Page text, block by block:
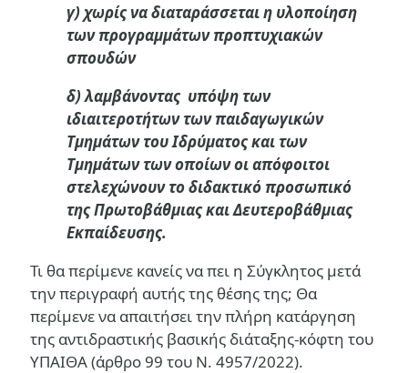
γ) χωρίς να διαταράσσεται η υλοποίηση
των προγραμμάτων προπτυχιακών
σπουδών
δ) λαμβάνοντας υπόψη των
ιδιαιτεροτήτων των παιδαγωγικών
Τμημάτων του Ιδρύματος και των
Τμημάτων των οποίων οι απόφοιτοι
στελεχώνουν το διδακτικό προσωπικό
της Πρωτοβάθμιας και Δευτεροβάθμιας
Εκπαίδευσης.
Τι θα περίμενε κανείς να πει η Σύγκλητος μετά
την περιγραφή αυτής της θέσης της; Θα
περίμενε να απαιτήσει την πλήρη κατάργηση
της αντιδραστικής βασικής διάταξης-κόφτη του
ΥΠΑΙΘΑ (άρθρο 99 του Ν. 4957/2022).